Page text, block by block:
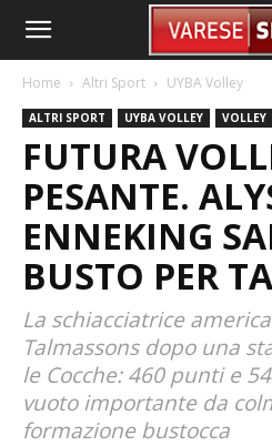
Home Altri Sport UYBA Volley
ALTRI SPORT UYBA VOLLEY VOLLEY
FUTURA
PESANTE.
ENNEKING
BUSTO PER
La schiacciatrice
Talmassons dopo una
le Cocche: 460 punti e
vuoto importante da
formazione bustocca